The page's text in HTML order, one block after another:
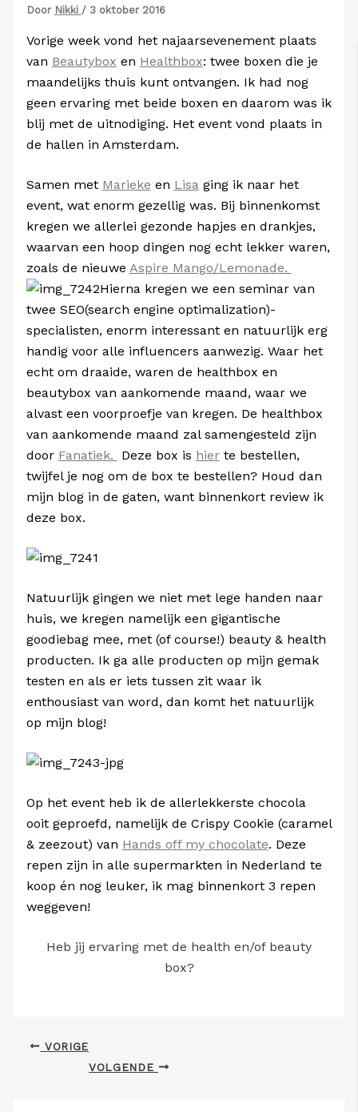
Door Nikki / 3 oktober 2016
Vorige week vond het najaarsevenement plaats
van Beautybox en Healthbox: twee boxen die je
maandelijks thuis kunt ontvangen. Ik had nog
geen ervaring met beide boxen en daarom was ik
blij met de uitnodiging. Het event vond plaats in
de hallen in Amsterdam.
Samen met Marieke en Lisa ging ik naar het
event, wat enorm gezellig was. Bij binnenkomst
kregen we allerlei gezonde hapjes en drankjes,
waarvan een hoop dingen nog echt lekker waren,
zoals de nieuwe Aspire Mango/Lemonade.
Hierna kregen we een seminar van
twee SEO(search engine optimalization)-
specialisten, enorm interessant en natuurlijk erg
handig voor alle influencers aanwezig. Waar het
echt om draaide, waren de healthbox en
beautybox van aankomende maand, waar we
alvast een voorproefje van kregen. De healthbox
van aankomende maand zal samengesteld zijn
door Fanatiek. Deze box is hierte bestellen,
twijfel je nog om de box te bestellen? Houd dan
mijn blog in de gaten, want binnenkort review ik
deze box.
Natuurlijk gingen we niet met lege handen naar
huis, we kregen namelijk een gigantische
goodiebag mee, met (of course!) beauty & health
producten. Ik ga alle producten op mijn gemak
testen en als er iets tussen zit waar ik
enthousiast van word, dan komt het natuurlijk
op mijn blog!
Op het event heb ik de allerlekkerste chocola
ooit geproefd, namelijk de Crispy Cookie (caramel
& zeezout) van Hands off my chocolate. Deze
repen zijn in alle supermarkten in Nederland te
koop én nog leuker, ik mag binnenkort 3 repen
weggeven!
Heb jij ervaring met de health en/of beauty
box?
VORIGE
VOLGENDE